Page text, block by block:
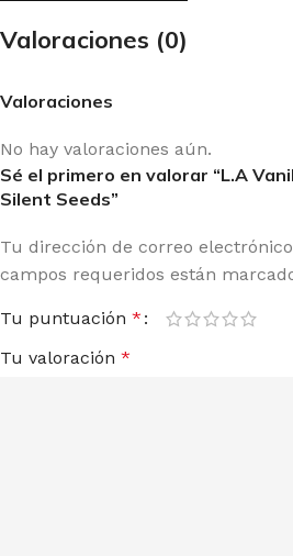
Valoraciones (0)
Valoraciones
No hay valoraciones aún.
Sé el primero en valorar “L.A
Silent Seeds”
Tu dirección de correo
campos requeridos están
Tu puntuación *
Tu valoración *